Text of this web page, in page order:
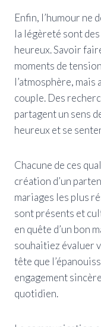
Enfin, l’humour ne
la légèreté sont
heureux. Savoir
moments de
l’atmosphère,
couple. Des
partagent un sens
heureux et se
Chacune de ces
création d’un
mariages les plus
sont présents et
en quête d’un bon
souhaitiez évaluer
tête que
engagement
quotidien.